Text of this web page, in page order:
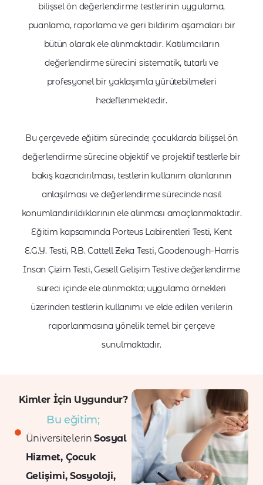
bilişsel ön değerlendirme testlerinin uygulama,
puanlama, raporlama ve geri bildirim aşamaları bir
bütün olarak ele alınmaktadır. Katılımcıların
değerlendirme sürecini sistematik, tutarlı ve
profesyonel bir yaklaşımla yürütebilmeleri
hedeflenmektedir.
Bu çerçevede eğitim sürecinde; çocuklarda bilişsel ön
değerlendirme sürecine objektif ve projektif testlerle bir
bakış kazandırılması, testlerin kullanım alanlarının
anlaşılması ve değerlendirme sürecinde nasıl
konumlandırıldıklarının ele alınması amaçlanmaktadır.
Eğitim kapsamında Porteus Labirentleri Testi, Kent
E.G.Y. Testi, R.B. Cattell Zeka Testi, Goodenough–Harris
İnsan Çizim Testi, Gesell Gelişim Testive değerlendirme
süreci içinde ele alınmakta; uygulama örnekleri
üzerinden testlerin kullanımı ve elde edilen verilerin
raporlanmasına yönelik temel bir çerçeve
sunulmaktadır.
Kimler İçin Uygundur?
Bu eğitim;
ÜniversitelerinSosyal
Hizmet, Çocuk
Gelişimi, Sosyoloji,